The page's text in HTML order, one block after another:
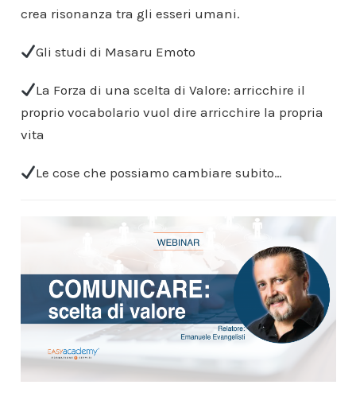
crea risonanza tra gli esseri umani.
Gli studi di Masaru Emoto
La Forza di una scelta di Valore: arricchire il
proprio vocabolario vuol dire arricchire la propria
vita
Le cose che possiamo cambiare subito…